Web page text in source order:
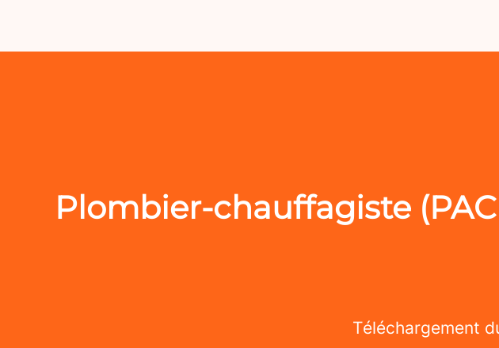
Plombier-chauffagiste
Téléchargement